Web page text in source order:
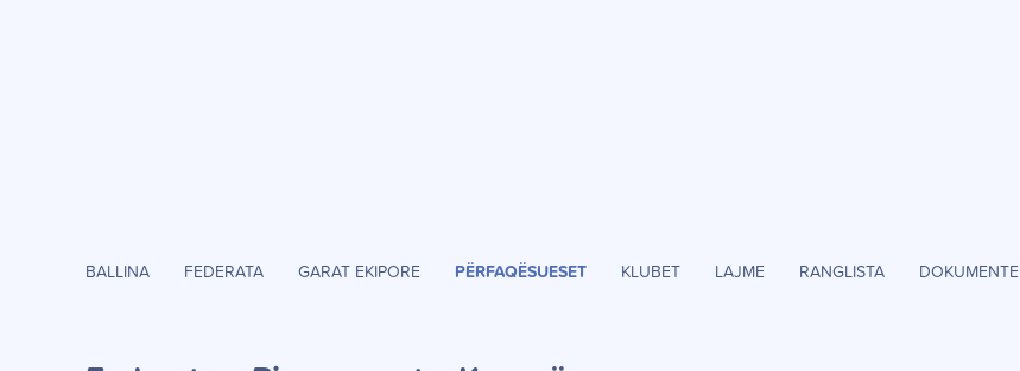
BALLINA FEDERATA GARAT EKIPORE PËRFAQËSUESET KLUBET LAJME RANGLISTA DOKUMENTE